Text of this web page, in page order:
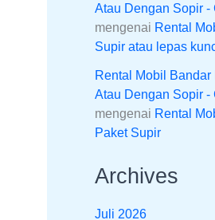
Atau Dengan Sopir -
mengenai Rental
Supir atau lepas
Rental Mobil
Atau Dengan Sopir -
mengenai Rental
Paket Supir
Archives
Juli 2026